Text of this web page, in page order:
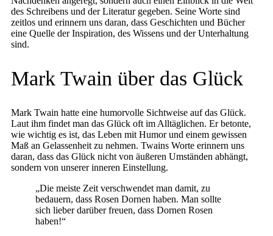
des Schreibens und der Literatur gegeben. Seine Worte sind
zeitlos und erinnern uns daran, dass Geschichten und Bücher
eine Quelle der Inspiration, des Wissens und der Unterhaltung
sind.
Mark Twain über das Glück
Mark Twain hatte eine humorvolle Sichtweise auf das Glück.
Laut ihm findet man das Glück oft im Alltäglichen. Er betonte,
wie wichtig es ist, das Leben mit Humor und einem gewissen
Maß an Gelassenheit zu nehmen. Twains Worte erinnern uns
daran, dass das Glück nicht von äußeren Umständen abhängt,
sondern von unserer inneren Einstellung.
„Die meiste Zeit verschwendet man damit, zu
bedauern, dass Rosen Dornen haben. Man sollte
sich lieber darüber freuen, dass Dornen Rosen
haben!“